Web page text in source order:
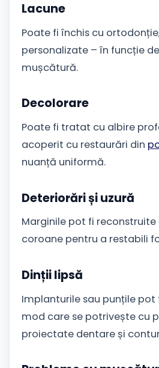
Lacune
Poate fi închis cu
personalizate – în funcție
mușcătură.
Decolorare
Poate fi tratat cu albire
acoperit cu restaurări din
nuanță uniformă.
Deteriorări și uzură
Marginile pot fi reconstruite
coroane pentru a restabili
Dinții lipsă
Implanturile sau punțile
mod care se potrivește cu
proiectate dentare și